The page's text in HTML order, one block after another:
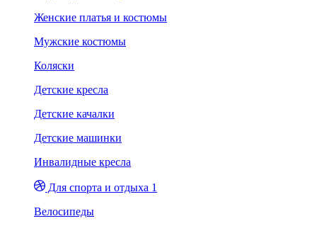
Женские платья и костюмы
Мужские костюмы
Коляски
Детские кресла
Детские качалки
Детские машинки
Инвалидные кресла
Для спорта и отдыха 1
Велосипеды